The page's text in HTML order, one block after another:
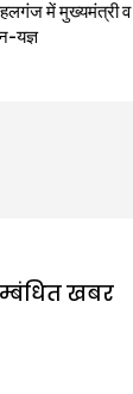
में मुख्यमंत्री व
यज्ञ
खबर